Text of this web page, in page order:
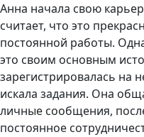
Анна начала свою
считает, что это
постоянной работы.
это своим основным
зарегистрировалась на
искала задания. Она
личные сообщения,
постоянное